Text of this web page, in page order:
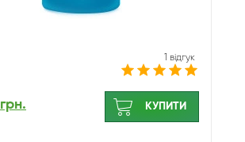
1 відгук
грн. КУПИТИ